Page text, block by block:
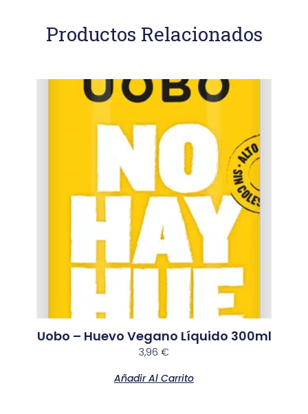
Productos Relacionados
Uobo – Huevo Vegano Líquido 300ml
3,96 €
Añadir Al Carrito